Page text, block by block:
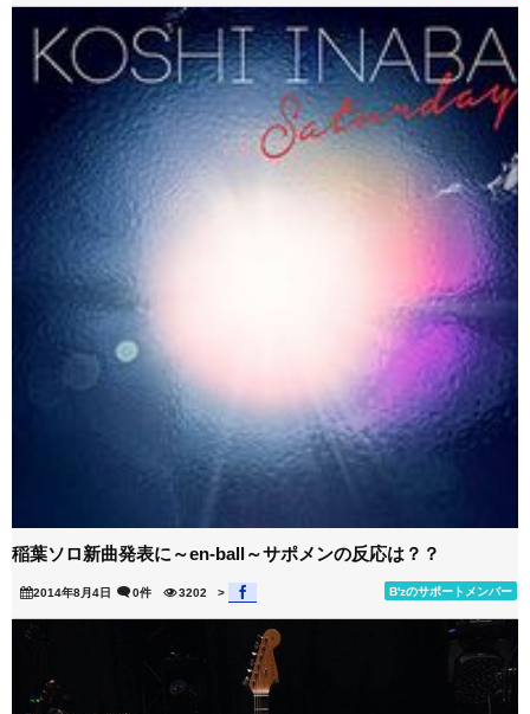
稲葉ソロ新曲発表に～en-ball～サポメンの反応は？？
2014年8月4日 B'zのサポートメンバー
0件 3202 >